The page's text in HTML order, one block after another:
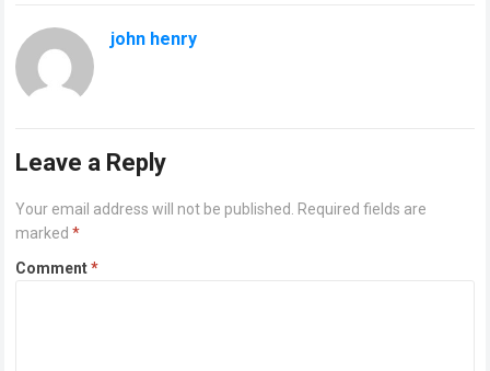
john henry
Leave a Reply
Your email address will not be published.
Required fields are
marked*
Comment*